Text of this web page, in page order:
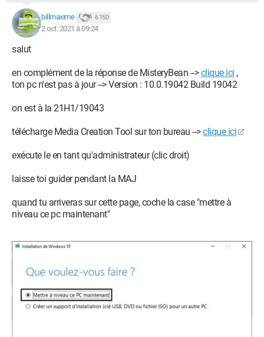
billmaxime 6 150
2 oct. 2021 à 09:24
salut
en complément de la réponse de MisteryBean -->clique ici ,
ton pc n'est pas à jour --> Version : 10.0.19042 Build 19042
on est à la 21H1/19043
télécharge Media Creation Tool sur ton bureau -->clique ici
exécute le en tant qu'administrateur (clic droit)
laisse toi guider pendant la MAJ
quand tu arriveras sur cette page, coche la case "mettre à
niveau ce pc maintenant"